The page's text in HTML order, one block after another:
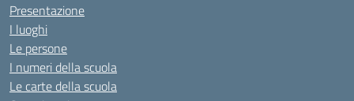
Presentazione
I luoghi
Le persone
I numeri della scuola
Le carte della scuola